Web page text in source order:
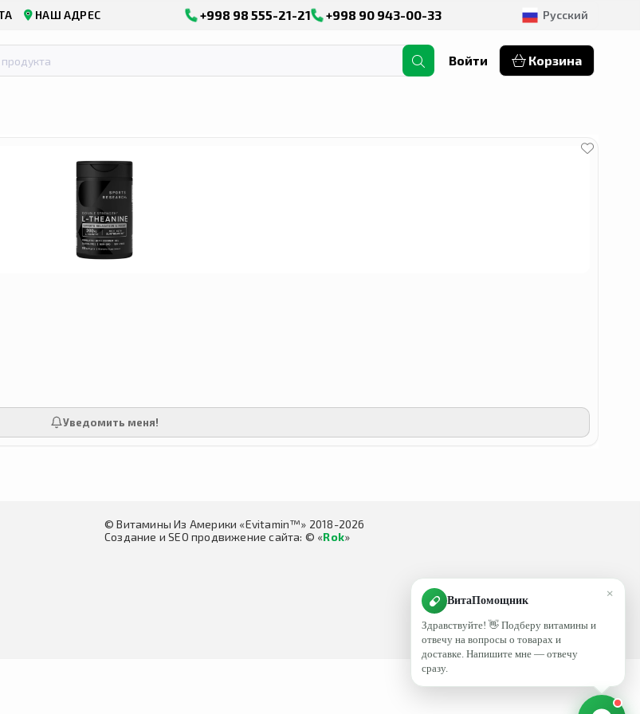
НАШ АДРЕС +998 98 555-21-21 +998 90 943-00-33 Русский
Войти Корзина
Уведомить меня!
© Витамины Из Америки «Evitamin™» 2018-2026
Создание и SEO продвижение сайта: © «Rok»
×
ВитаПомощник
Здравствуйте! 👋 Подберу витамины и
отвечу на вопросы о товарах и
доставке. Напишите мне — отвечу
сразу.